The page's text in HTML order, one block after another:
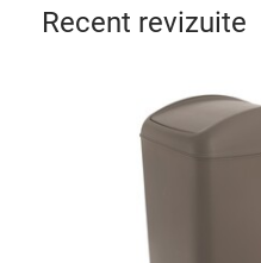
Recent revizuite